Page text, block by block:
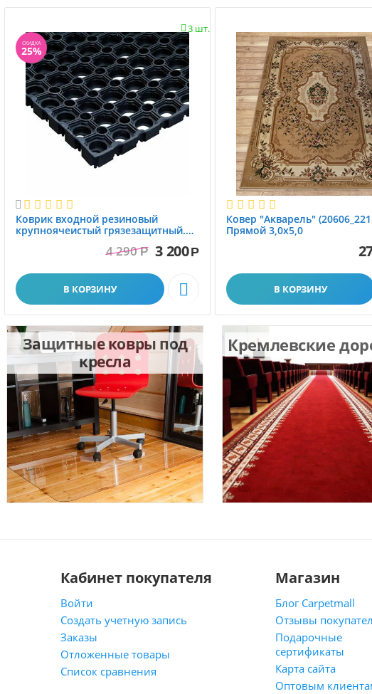
3 шт.

СКИДКА
25%

Коврик вxодной резиновый
крупноячеистый грязезащитный.
4 290 Р 3 200Р
В КОРЗИНУ 
Ковер "Акварель"
Прямой 3,0х5,0
В КОРЗИНУ
Защитные ковры под
кресла
Кремлевские
Кабинет покупателя
Войти
Создать учетную запись
Заказы
Отложенные товары
Список сравнения
Магазин
Блог Carpetmall
Отзывы
Подарочные
сертификаты
Карта сайта
Оптовым